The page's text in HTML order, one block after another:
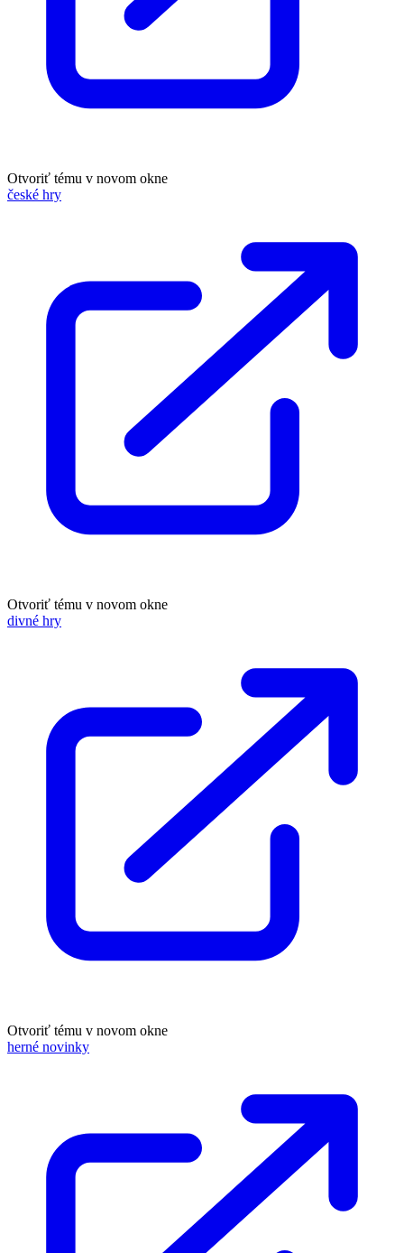
Otvoriť tému v novom okne
české hry
Otvoriť tému v novom okne
divné hry
Otvoriť tému v novom okne
herné novinky